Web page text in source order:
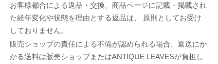
お客様都合による返品・交換、商品ページに記載・掲載され
た経年変化や状態を理由とする返品は、 原則としてお受け
しておりません。
販売ショップの責任による不備が認められる場合、返送にか
かる送料は販売ショップまたはANTIQUE LEAVESが負担し